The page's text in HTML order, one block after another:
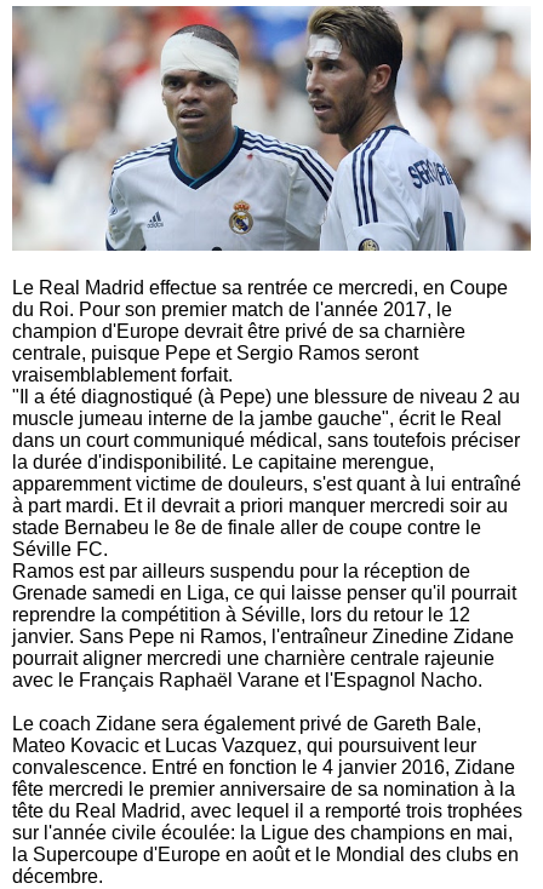
Le Real Madrid effectue sa rentrée ce mercredi, en Coupe
du Roi. Pour son premier match de l'année 2017, le
champion d'Europe devrait être privé de sa charnière
centrale, puisque Pepe et Sergio Ramos seront
vraisemblablement forfait.
"Il a été diagnostiqué (à Pepe) une blessure de niveau 2 au
muscle jumeau interne de la jambe gauche", écrit le Real
dans un court communiqué médical, sans toutefois préciser
la durée d'indisponibilité. Le capitaine merengue,
apparemment victime de douleurs, s'est quant à lui entraîné
à part mardi. Et il devrait a priori manquer mercredi soir au
stade Bernabeu le 8e de finale aller de coupe contre le
Séville FC.
Ramos est par ailleurs suspendu pour la réception de
Grenade samedi en Liga, ce qui laisse penser qu'il pourrait
reprendre la compétition à Séville, lors du retour le 12
janvier. Sans Pepe ni Ramos, l'entraîneur Zinedine Zidane
pourrait aligner mercredi une charnière centrale rajeunie
avec le Français Raphaël Varane et l'Espagnol Nacho.
Le coach Zidane sera également privé de Gareth Bale,
Mateo Kovacic et Lucas Vazquez, qui poursuivent leur
convalescence. Entré en fonction le 4 janvier 2016, Zidane
fête mercredi le premier anniversaire de sa nomination à la
tête du Real Madrid, avec lequel il a remporté trois trophées
sur l'année civile écoulée: la Ligue des champions en mai,
la Supercoupe d'Europe en août et le Mondial des clubs en
décembre.